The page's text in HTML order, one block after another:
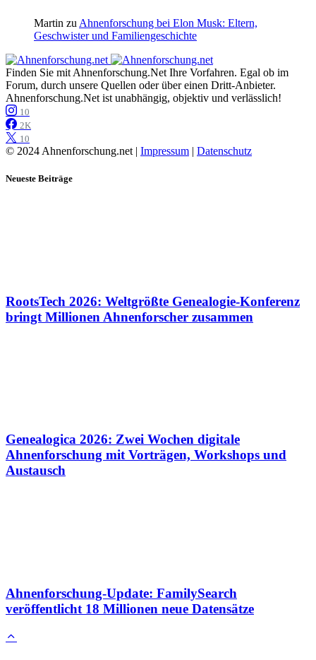
Martin zu Ahnenforschung bei Elon Musk: Eltern,
Geschwister und Familiengeschichte
Finden Sie mit Ahnenforschung.Net Ihre Vorfahren. Egal ob im
Forum, durch unsere Quellen oder über einen Dritt-Anbieter.
Ahnenforschung.Net ist unabhängig, objektiv und verlässlich!
10
2K
10
© 2024 Ahnenforschung.net | Impressum | Datenschutz
Neueste Beiträge
RootsTech 2026: Weltgrößte Genealogie-Konferenz
bringt Millionen Ahnenforscher zusammen
Genealogica 2026: Zwei Wochen digitale
Ahnenforschung mit Vorträgen, Workshops und
Austausch
Ahnenforschung-Update: FamilySearch
veröffentlicht 18 Millionen neue Datensätze